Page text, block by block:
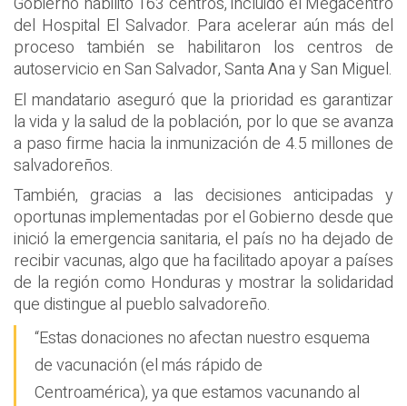
del Hospital El Salvador. Para acelerar aún más del
proceso también se habilitaron los centros de
autoservicio en San Salvador, Santa Ana y San Miguel.
El mandatario aseguró que la prioridad es garantizar
la vida y la salud de la población, por lo que se avanza
a paso firme hacia la inmunización de 4.5 millones de
salvadoreños.
También, gracias a las decisiones anticipadas y
oportunas implementadas por el Gobierno desde que
inició la emergencia sanitaria, el país no ha dejado de
recibir vacunas, algo que ha facilitado apoyar a países
de la región como Honduras y mostrar la solidaridad
que distingue al pueblo salvadoreño.
“Estas donaciones no afectan nuestro esquema
de vacunación (el más rápido de
Centroamérica), ya que estamos vacunando al